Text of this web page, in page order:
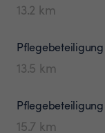
13.2 km
Pflegebeteiligung
13.5 km
Pflegebeteiligung
15.7 km